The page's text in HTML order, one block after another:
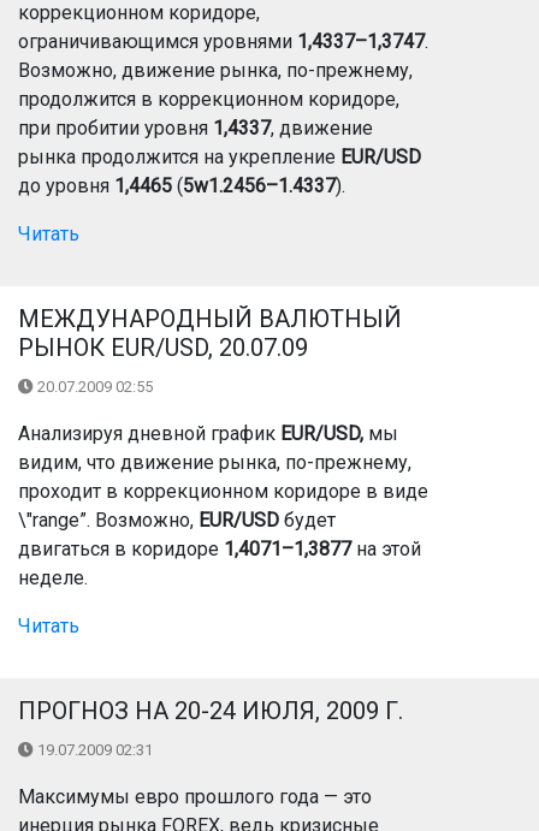
коррекционном коридоре,
ограничивающимся уровнями 1,4337–1,3747.
Возможно, движение рынка, по-прежнему,
продолжится в коррекционном коридоре,
при пробитии уровня 1,4337, движение
рынка продолжится на укрепление EUR/USD
до уровня 1,4465 (5w1.2456–1.4337).
Читать
МЕЖДУНАРОДНЫЙ ВАЛЮТНЫЙ
РЫНОК EUR/USD, 20.07.09
20.07.2009 02:55
Анализируя дневной график EUR/USD, мы
видим, что движение рынка, по-прежнему,
проходит в коррекционном коридоре в виде
\"range”. Возможно, EUR/USD будет
двигаться в коридоре 1,4071–1,3877 на этой
неделе.
Читать
ПРОГНОЗ НА 20-24 ИЮЛЯ, 2009 Г.
19.07.2009 02:31
Максимумы евро прошлого года — это
инерция рынка FOREX, ведь кризисные